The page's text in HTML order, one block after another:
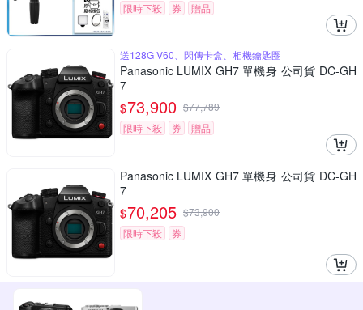
限時下殺
券 贈品
送128G V60、閃傳卡盒、相機鑰匙圈
Panasonic LUMIX GH7 單機身 公司貨 DC-GH
7
$73,900 $77,789
限時下殺
券 贈品
Panasonic LUMIX GH7 單機身 公司貨 DC-GH
7
$70,205 $73,900
限時下殺
券